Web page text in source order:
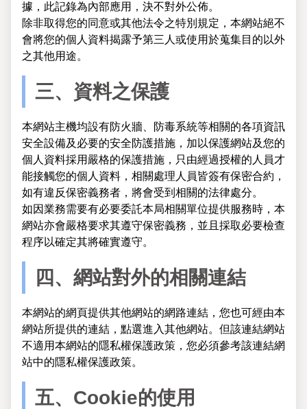
據，此記錄為內部應用，決不對外公佈。
除非取得您的同意或其他法令之特別規定，本網站絕不
會將您的個人資料揭露予第三人或使用於蒐集目的以外
之其他用途。
三、資料之保護
本網站主機均設有防火牆、防毒系統等相關的各項資訊
安全設備及必要的安全防護措施，加以保護網站及您的
個人資料採用嚴格的保護措施，只由經過授權的人員才
能接觸您的個人資料，相關處理人員皆簽有保密合約，
如有違反保密義務者，將會受到相關的法律處分。
如因業務需要有必要委託本局相關單位提供服務時，本
網站亦會嚴格要求其遵守保密義務，並且採取必要檢查
程序以確定其將確實遵守。
四、網站對外的相關連結
本網站的網頁提供其他網站的網路連結，您也可經由本
網站所提供的連結，點選進入其他網站。但該連結網站
不適用本網站的隱私權保護政策，您必須參考該連結網
站中的隱私權保護政策。
五、Cookie的使用